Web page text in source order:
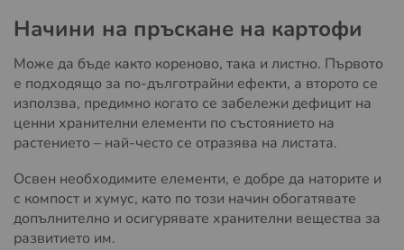
Начини на пръскане на картофи
Може да бъде както кореново, така и листно. Първото
е подходящо за по-дълготрайни ефекти, а второто се
използва, предимно когато се забележи дефицит на
ценни хранителни елементи по състоянието на
растението – най-често се отразява на листата.
Освен необходимите елементи, е добре да наторите и
с компост и хумус, като по този начин обогатявате
допълнително и осигурявате хранителни вещества за
развитието им.